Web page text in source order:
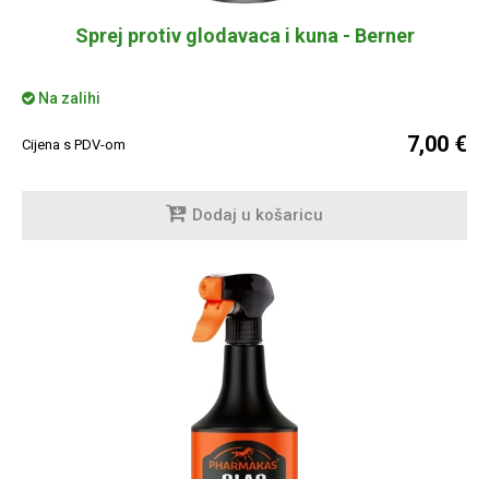
Sprej protiv glodavaca i kuna - Berner
Na zalihi
Cijena s PDV-om 7,00 €
Dodaj u košaricu